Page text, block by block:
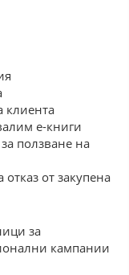
клиента
е-книги
ползване на
отказ от закупена
за
кампании